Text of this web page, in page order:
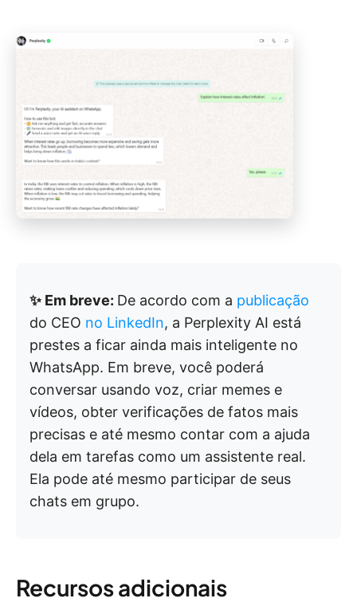
✨ Em breve: De acordo com a publicação
do CEO no LinkedIn, a Perplexity AI está
prestes a ficar ainda mais inteligente no
WhatsApp. Em breve, você poderá
conversar usando voz, criar memes e
vídeos, obter verificações de fatos mais
precisas e até mesmo contar com a ajuda
dela em tarefas como um assistente real.
Ela pode até mesmo participar de seus
chats em grupo.
Recursos adicionais